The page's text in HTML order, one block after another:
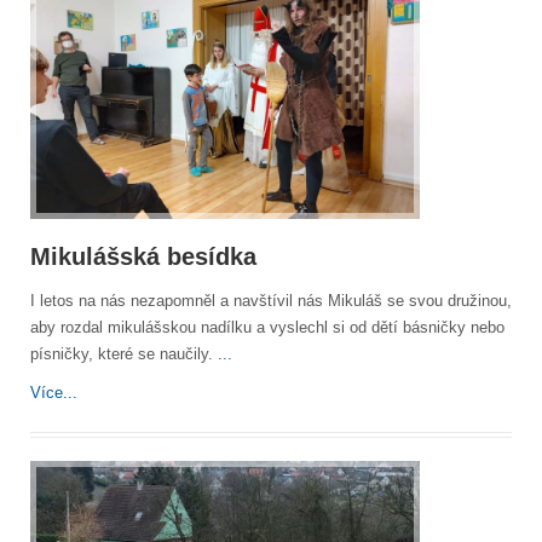
Mikulášská besídka
I letos na nás nezapomněl a navštívil nás Mikuláš se svou družinou,
aby rozdal mikulášskou nadílku a vyslechl si od dětí básničky nebo
písničky, které se naučily. ...
Více...